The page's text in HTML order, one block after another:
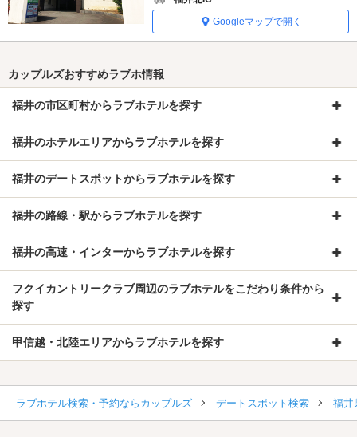
Googleマップで開く
カップルズおすすめラブホ情報
福井の市区町村からラブホテルを探す
福井のホテルエリアからラブホテルを探す
福井のデートスポットからラブホテルを探す
福井の路線・駅からラブホテルを探す
福井の高速・インターからラブホテルを探す
フクイカントリークラブ周辺のラブホテルをこだわり条件から
探す
甲信越・北陸エリアからラブホテルを探す
ラブホテル検索・予約ならカップルズ デートスポット検索 福井